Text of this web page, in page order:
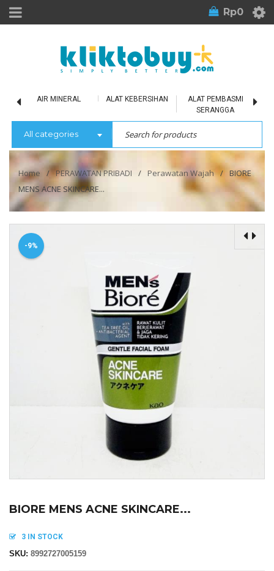
Rp0
AIR MINERAL ALAT KEBERSIHAN
ALAT PEMBASMI
SERANGGA
All categories
Home / PERAWATAN PRIBADI / Perawatan Wajah /
BIORE
MENS ACNE SKINCARE...
-9%
BIORE MENS ACNE SKINCARE...
3 IN STOCK
SKU: 8992727005159